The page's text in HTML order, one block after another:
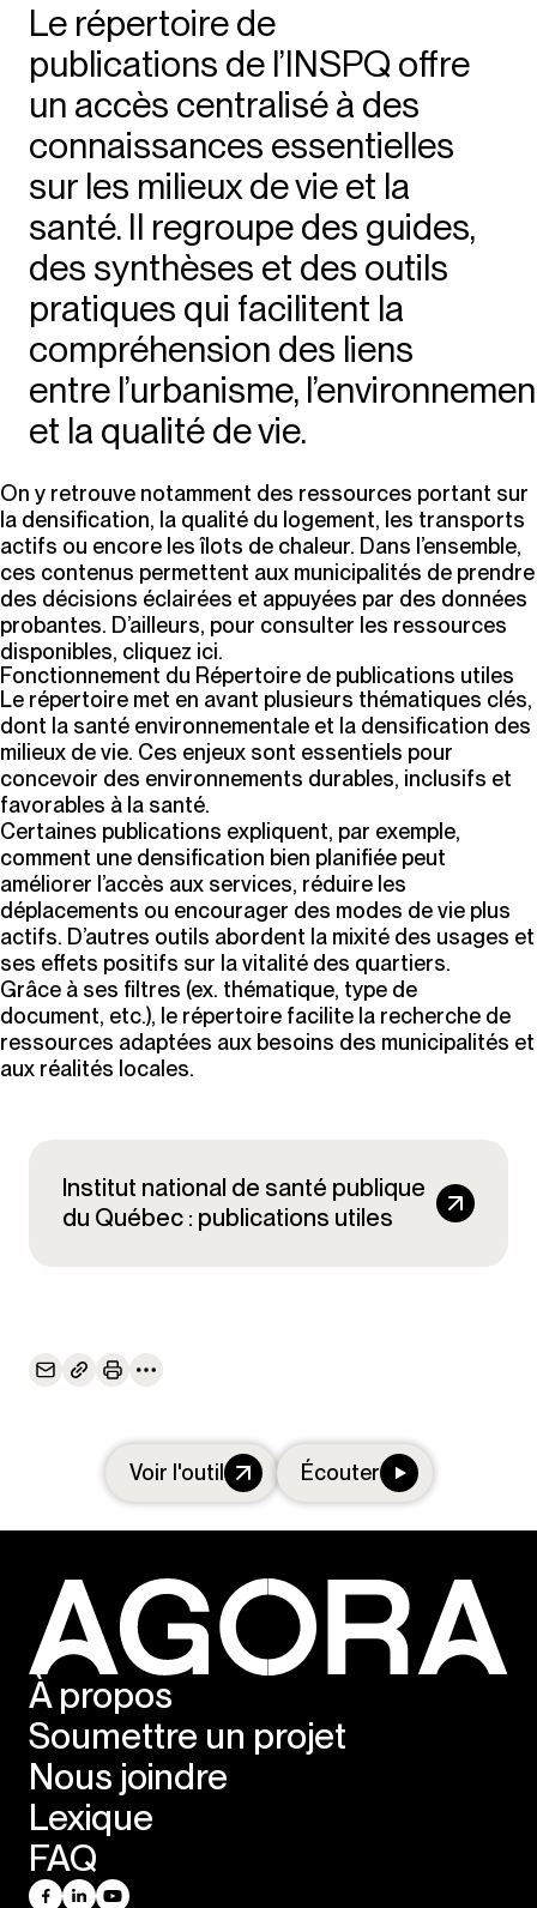
Le répertoire de
publications de l’INSPQ offre
un accès centralisé à des
connaissances essentielles
sur les milieux de vie et la
santé. Il regroupe des guides,
des synthèses et des outils
pratiques qui facilitent la
compréhension des liens
entre l’urbanisme,
et la qualité de vie.
On y retrouve notamment des ressources portant sur
la densification, la qualité du logement, les transports
actifs ou encore les îlots de chaleur. Dans l’ensemble,
ces contenus permettent aux municipalités de prendre
des décisions éclairées et appuyées par des données
probantes. D’ailleurs, pour consulter les ressources
disponibles, cliquez ici.
Fonctionnement du Répertoire de publications utiles
Le répertoire met en avant plusieurs thématiques clés,
dont la santé environnementale et la densification des
milieux de vie. Ces enjeux sont essentiels pour
concevoir des environnements durables, inclusifs et
favorables à la santé.
Certaines publications expliquent, par exemple,
comment une densification bien planifiée peut
améliorer l’accès aux services, réduire les
déplacements ou encourager des modes de vie plus
actifs. D’autres outils abordent la mixité des usages et
ses effets positifs sur la vitalité des quartiers.
Grâce à ses filtres (ex. thématique, type de
document, etc.), le répertoire facilite la recherche de
ressources adaptées aux besoins des municipalités et
aux réalités locales.
Institut national de santé publique
du Québec : publications utiles
Voir l'outil Écouter
À propos
Soumettre un projet
Nous joindre
Lexique
FAQ